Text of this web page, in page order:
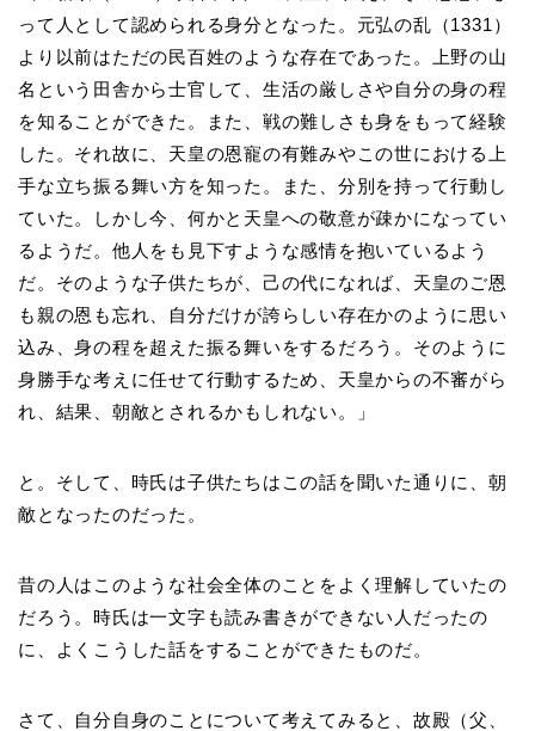
って人として認められる身分となった。元弘の乱（1331）
より以前はただの民百姓のような存在であった。上野の山
名という田舎から士官して、生活の厳しさや自分の身の程
を知ることができた。また、戦の難しさも身をもって経験
した。それ故に、天皇の恩寵の有難みやこの世における上
手な立ち振る舞い方を知った。また、分別を持って行動し
ていた。しかし今、何かと天皇への敬意が疎かになってい
るようだ。他人をも見下すような感情を抱いているよう
だ。そのような子供たちが、己の代になれば、天皇のご恩
も親の恩も忘れ、自分だけが誇らしい存在かのように思い
込み、身の程を超えた振る舞いをするだろう。そのように
身勝手な考えに任せて行動するため、天皇からの不審がら
れ、結果、朝敵とされるかもしれない。」
と。そして、時氏は子供たちはこの話を聞いた通りに、朝
敵となったのだった。
昔の人はこのような社会全体のことをよく理解していたの
だろう。時氏は一文字も読み書きができない人だったの
に、よくこうした話をすることができたものだ。
さて、自分自身のことについて考えてみると、故殿（父、